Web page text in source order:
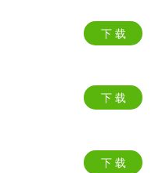
下 载
下 载
下 载